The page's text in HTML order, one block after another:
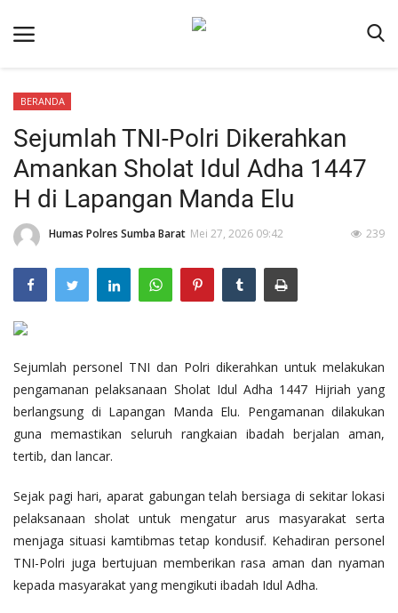
Redaksi
Lantas
Giat Ops
Polsek Jajaran
BERANDA
Sejumlah TNI-Polri Dikerahkan
Amankan Sholat Idul Adha 1447
H di Lapangan Manda Elu
Humas Polres Sumba Barat Mei 27, 2026 09:42 239
Sejumlah personel TNI dan Polri dikerahkan untuk melakukan
pengamanan pelaksanaan Sholat Idul Adha 1447 Hijriah yang
berlangsung di Lapangan Manda Elu. Pengamanan dilakukan
guna memastikan seluruh rangkaian ibadah berjalan aman,
tertib, dan lancar.
Sejak pagi hari, aparat gabungan telah bersiaga di sekitar lokasi
pelaksanaan sholat untuk mengatur arus masyarakat serta
menjaga situasi kamtibmas tetap kondusif. Kehadiran personel
TNI-Polri juga bertujuan memberikan rasa aman dan nyaman
kepada masyarakat yang mengikuti ibadah Idul Adha.